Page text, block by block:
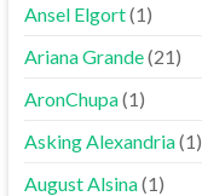
Ansel Elgort(1)
Ariana Grande(21)
AronChupa(1)
Asking Alexandria(1)
August Alsina(1)